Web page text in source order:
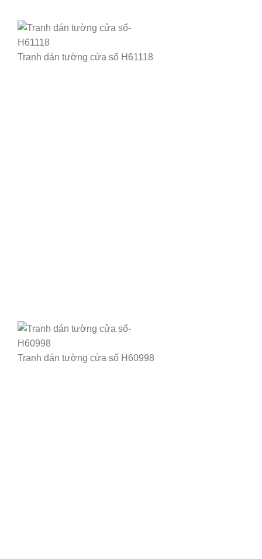
Tranh dán tường cửa sổ H61118
Tranh dán tường cửa sổ H60998